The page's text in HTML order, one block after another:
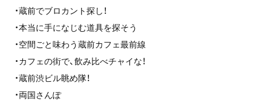
・蔵前でブロカント探し！
・本当に手になじむ道具を探そう
・空間ごと味わう蔵前カフェ最前線
・カフェの街で、飲み比べチャイな！
・蔵前渋ビル眺め隊！
・両国さんぽ